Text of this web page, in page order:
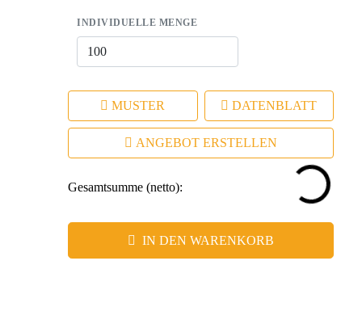
INDIVIDUELLE MENGE
MUSTER DATENBLATT
ANGEBOT ERSTELLEN
Gesamtsumme (netto):
IN DEN WARENKORB